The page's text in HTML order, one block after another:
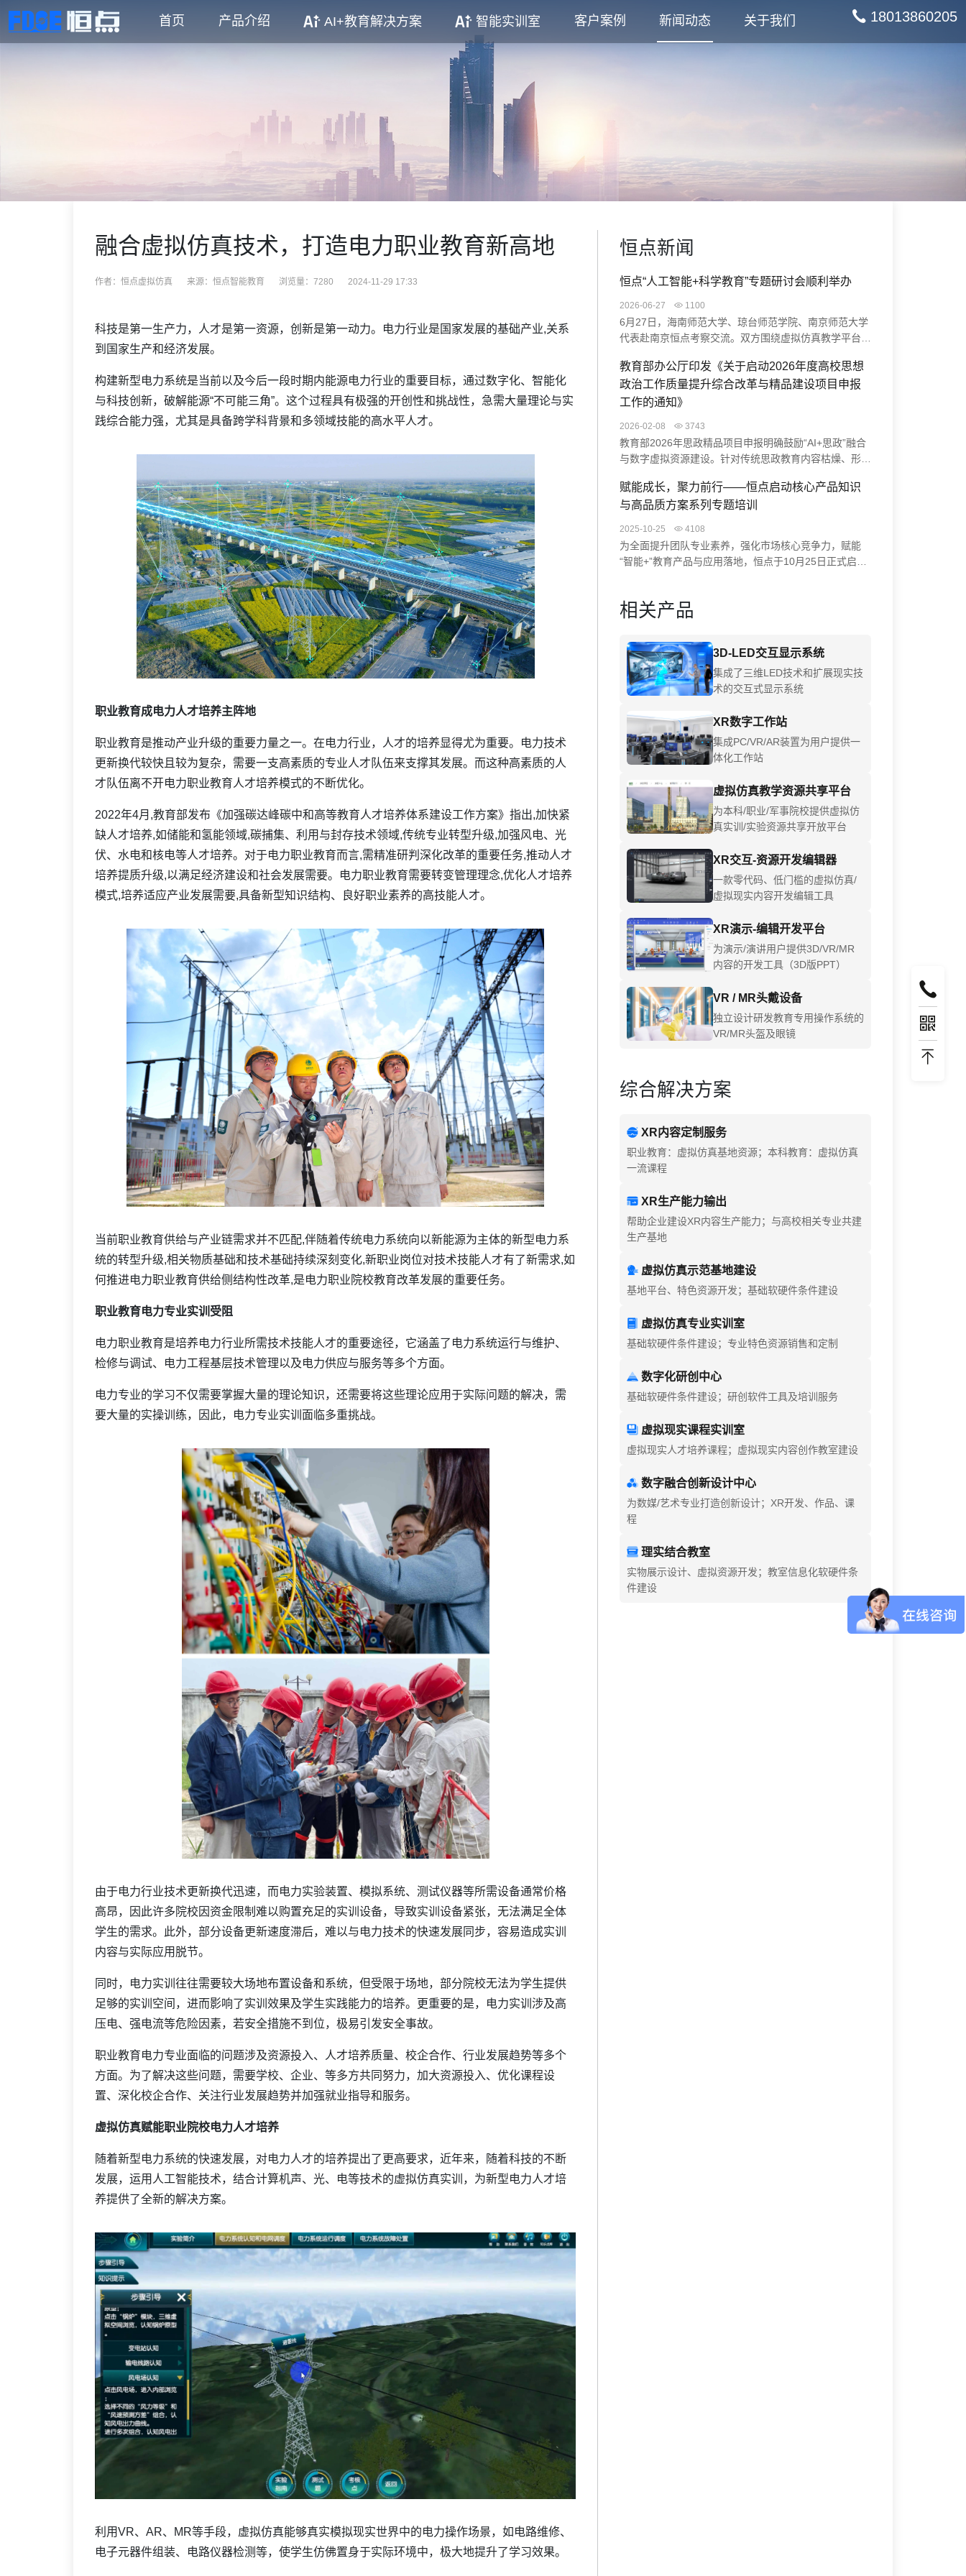
首页 产品介绍 AI+教育解决方案 智能实训室 客户案例 新闻动态 关于我们 18013860205
融合虚拟仿真技术，打造电力职业教育新高地
作者：恒点虚拟仿真 来源： 恒点智能教育 浏览量：7280 2024-11-29 17:33
科技是第一生产力，人才是第一资源，创新是第一动力。电力行业是国家发展的基础产业,关系
到国家生产和经济发展。
构建新型电力系统是当前以及今后一段时期内能源电力行业的重要目标，通过数字化、智能化
与科技创新，破解能源“不可能三角”。这个过程具有极强的开创性和挑战性，急需大量理论与实
践综合能力强，尤其是具备跨学科背景和多领域技能的高水平人才。
职业教育成电力人才培养主阵地
职业教育是推动产业升级的重要力量之一。在电力行业，人才的培养显得尤为重要。电力技术
更新换代较快且较为复杂，需要一支高素质的专业人才队伍来支撑其发展。而这种高素质的人
才队伍离不开电力职业教育人才培养模式的不断优化。
2022年4月,教育部发布《加强碳达峰碳中和高等教育人才培养体系建设工作方案》指出,加快紧
缺人才培养,如储能和氢能领域,碳捕集、利用与封存技术领域,传统专业转型升级,加强风电、光
伏、水电和核电等人才培养。对于电力职业教育而言,需精准研判深化改革的重要任务,推动人才
培养提质升级,以满足经济建设和社会发展需要。电力职业教育需要转变管理理念,优化人才培养
模式,培养适应产业发展需要,具备新型知识结构、良好职业素养的高技能人才。
当前职业教育供给与产业链需求并不匹配,伴随着传统电力系统向以新能源为主体的新型电力系
统的转型升级,相关物质基础和技术基础持续深刻变化,新职业岗位对技术技能人才有了新需求,如
何推进电力职业教育供给侧结构性改革,是电力职业院校教育改革发展的重要任务。
职业教育电力专业实训受阻
电力职业教育是培养电力行业所需技术技能人才的重要途径，它涵盖了电力系统运行与维护、
检修与调试、电力工程基层技术管理以及电力供应与服务等多个方面。
电力专业的学习不仅需要掌握大量的理论知识，还需要将这些理论应用于实际问题的解决，需
要大量的实操训练，因此，电力专业实训面临多重挑战。
由于电力行业技术更新换代迅速，而电力实验装置、模拟系统、测试仪器等所需设备通常价格
高昂，因此许多院校因资金限制难以购置充足的实训设备，导致实训设备紧张，无法满足全体
学生的需求。此外，部分设备更新速度滞后，难以与电力技术的快速发展同步，容易造成实训
内容与实际应用脱节。
同时，电力实训往往需要较大场地布置设备和系统，但受限于场地，部分院校无法为学生提供
足够的实训空间，进而影响了实训效果及学生实践能力的培养。更重要的是，电力实训涉及高
压电、强电流等危险因素，若安全措施不到位，极易引发安全事故。
职业教育电力专业面临的问题涉及资源投入、人才培养质量、校企合作、行业发展趋势等多个
方面。为了解决这些问题，需要学校、企业、等多方共同努力，加大资源投入、优化课程设
置、深化校企合作、关注行业发展趋势并加强就业指导和服务。
虚拟仿真赋能职业院校电力人才培养
随着新型电力系统的快速发展，对电力人才的培养提出了更高要求，近年来，随着科技的不断
发展，运用人工智能技术，结合计算机声、光、电等技术的虚拟仿真实训，为新型电力人才培
养提供了全新的解决方案。
利用VR、AR、MR等手段，虚拟仿真能够真实模拟现实世界中的电力操作场景，如电路维修、
电子元器件组装、电路仪器检测等，使学生仿佛置身于实际环境中，极大地提升了学习效果。
恒点新闻
恒点“人工智能+科学教育”专题研讨会顺利举办
2026-06-27 1100
6月27日，海南师范大学、琼台师范学院、南京师范大学
代表赴南京恒点考察交流。双方围绕虚拟仿真教学平台、
展示AI空间智能赋能实验中心建设方案、裸眼3D虚仿系
统及课程编辑器实操，并结合典型案例分享实践成果。此
次交流促进了校企协同，助力高校科学教育数字化转型与
教育部办公厅印发《关于启动2026年度高校思想
政治工作质量提升综合改革与精品建设项目申报
工作的通知》
2026-02-08 3743
教育部2026年思政精品项目申报明确鼓励“AI+思政”融合
与数字虚拟资源建设。针对传统思政教育内容枯燥、形式
造沉浸式学习体验（如“飞夺泸定桥”虚拟实验），并借助
AI构建智慧系统与数智档案，助力高校开发思政大模型、
赋能成长，聚力前行——恒点启动核心产品知识
与高品质方案系列专题培训
2025-10-25 4108
为全面提升团队专业素养，强化市场核心竞争力，赋能
“智能+”教育产品与应用落地，恒点于10月25日正式启动
度与高品质方案的理解能力，助力业务水平与客户服务质
相关产品
3D-LED交互显示系统
集成了三维LED技术和扩展现实技
术的交互式显示系统
XR数字工作站
集成PC/VR/AR装置为用户提供一
体化工作站
虚拟仿真教学资源共享平台
为本科/职业/军事院校提供虚拟仿
真实训/实验资源共享开放平台
XR交互-资源开发编辑器
一款零代码、低门槛的虚拟仿真/
虚拟现实内容开发编辑工具
XR演示-编辑开发平台
为演示/演讲用户提供3D/VR/MR
内容的开发工具（3D版PPT）
VR / MR头戴设备
独立设计研发教育专用操作系统的
VR/MR头盔及眼镜
综合解决方案
XR内容定制服务
职业教育：虚拟仿真基地资源；本科教育：虚拟仿真
一流课程
XR生产能力输出
帮助企业建设XR内容生产能力；与高校相关专业共建
生产基地
虚拟仿真示范基地建设
基地平台、特色资源开发；基础软硬件条件建设
虚拟仿真专业实训室
基础软硬件条件建设；专业特色资源销售和定制
数字化研创中心
基础软硬件条件建设；研创软件工具及培训服务
虚拟现实课程实训室
虚拟现实人才培养课程；虚拟现实内容创作教室建设
数字融合创新设计中心
为数媒/艺术专业打造创新设计；XR开发、作品、课
程
理实结合教室
实物展示设计、虚拟资源开发；教室信息化软硬件条
件建设